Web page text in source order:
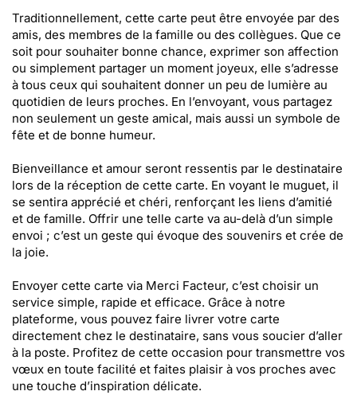
Traditionnellement, cette carte peut être envoyée par des
amis, des membres de la famille ou des collègues. Que ce
soit pour souhaiter bonne chance, exprimer son affection
ou simplement partager un moment joyeux, elle s’adresse
à tous ceux qui souhaitent donner un peu de lumière au
quotidien de leurs proches. En l’envoyant, vous partagez
non seulement un geste amical, mais aussi un symbole de
fête et de bonne humeur.
Bienveillance et amour seront ressentis par le destinataire
lors de la réception de cette carte. En voyant le muguet, il
se sentira apprécié et chéri, renforçant les liens d’amitié
et de famille. Offrir une telle carte va au-delà d’un simple
envoi ; c’est un geste qui évoque des souvenirs et crée de
la joie.
Envoyer cette carte via Merci Facteur, c’est choisir un
service simple, rapide et efficace. Grâce à notre
plateforme, vous pouvez faire livrer votre carte
directement chez le destinataire, sans vous soucier d’aller
à la poste. Profitez de cette occasion pour transmettre vos
vœux en toute facilité et faites plaisir à vos proches avec
une touche d’inspiration délicate.